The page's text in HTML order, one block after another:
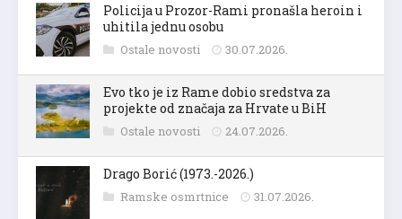
Policija u Prozor-Rami pronašla heroin i
uhitila jednu osobu
Ostale novosti 30.07.2026.
Evo tko je iz Rame dobio sredstva za
projekte od značaja za Hrvate u BiH
Ostale novosti 24.07.2026.
Drago Borić (1973.-2026.)
Ramske osmrtnice 31.07.2026.